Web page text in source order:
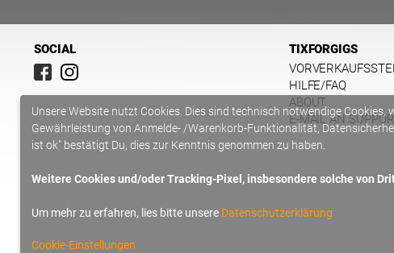
SOCIAL
TIXFORGIGS
HILFE/FAQ
ABOUT
E-MAIL AN
Unsere Website nutzt Cookies. Dies sind technisch notwendige
Gewährleistung von Anmelde- /Warenkorb-Funktionalität,
ist ok" bestätigt Du, dies zur Kenntnis genommen zu haben.
Weitere Cookies und/oder Tracking-Pixel, insbesondere solche von
Um mehr zu erfahren, lies bitte unsere Datenschutzerklärung
Cookie-Einstellungen